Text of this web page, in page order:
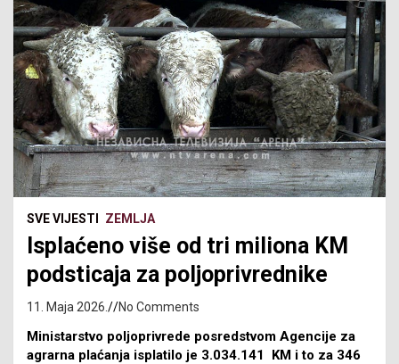
SVE VIJESTI ZEMLJA
Isplaćeno više od tri miliona KM
podsticaja za poljoprivrednike
11. Maja 2026. No Comments
Ministarstvo poljoprivrede posredstvom Agencije za
agrarna plaćanja isplatilo je 3.034.141 KM i to za 346